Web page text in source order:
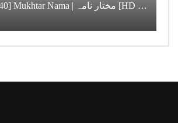
[Ep 21 of 40] Mukhtar Nama | مختار نامہ [HD Quality]